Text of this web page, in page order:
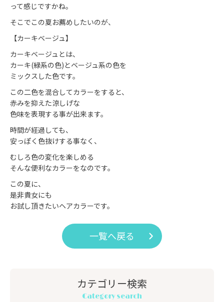
って感じですかね。
そこでこの夏お薦めしたいのが、
【カーキベージュ】
カーキベージュとは、
カーキ(緑系の色)とベージュ系の色を
ミックスした色です。
この二色を混合してカラーをすると、
赤みを抑えた涼しげな
色味を表現する事が出来ます。
時間が経過しても、
安っぽく色抜けする事なく、
むしろ色の変化を楽しめる
そんな便利なカラーをなのです。
この夏に、
是非貴女にも
お試し頂きたいヘアカラーです。
一覧へ戻る
カテゴリー検索
Category search